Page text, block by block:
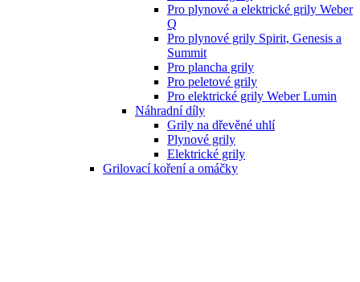
Pro plynové a elektrické grily Weber
Q
Pro plynové grily Spirit, Genesis a
Summit
Pro plancha grily
Pro peletové grily
Pro elektrické grily Weber Lumin
Náhradní díly
Grily na dřevěné uhlí
Plynové grily
Elektrické grily
Grilovací koření a omáčky